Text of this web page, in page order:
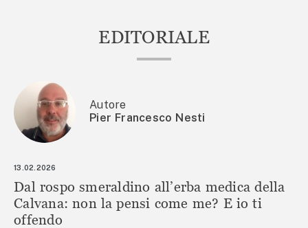
EDITORIALE
Autore
Pier Francesco Nesti
13.02.2026
Dal rospo smeraldino all’erba medica della
Calvana: non la pensi come me? E io ti
offendo